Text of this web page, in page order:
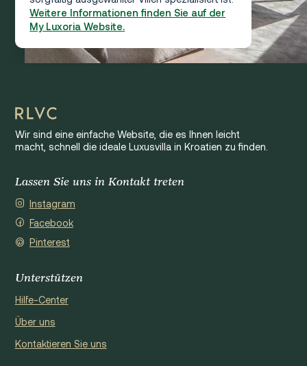
Weitere Informationen finden Sie auf der
My Luxoria Website.
Wir sind eine einfache Website, die es Ihnen leicht
macht, schnell die ideale Luxusvilla in Kroatien zu finden.
Lassen Sie uns in Kontakt treten
Instagram
Facebook
Pinterest
Unterstützen
Hilfe-Center
Über uns
Kontaktieren Sie uns